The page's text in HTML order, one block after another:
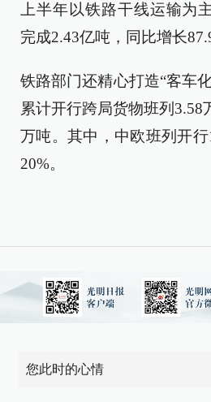
上半年以铁路干线运输为
完成2.43亿吨，同比增长
铁路部门还精心打造“客车
累计开行跨局货物班列3.58
万吨。其中，中欧班列开
20%。
您此时的心情